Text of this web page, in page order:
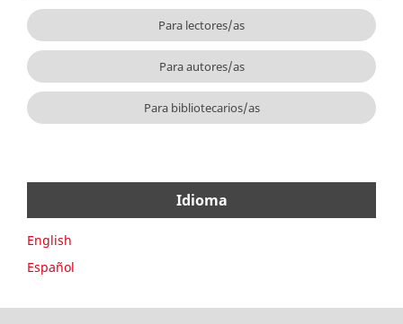
Para lectores/as
Para autores/as
Para bibliotecarios/as
Idioma
English
Español